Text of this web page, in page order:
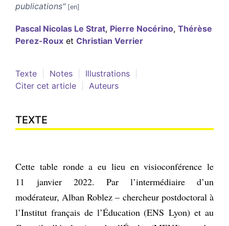
publications"
Pascal Nicolas Le Strat, Pierre Nocérino, Thérèse
Perez-Roux et Christian Verrier
Texte Notes
Illustrations
Citer cet article
Auteurs
TEXTE
Cette table ronde a eu lieu en visioconférence le
11 janvier 2022. Par l’intermédiaire d’un
modérateur, Alban Roblez – chercheur postdoctoral à
l’Institut français de l’Éducation (ENS Lyon) et au